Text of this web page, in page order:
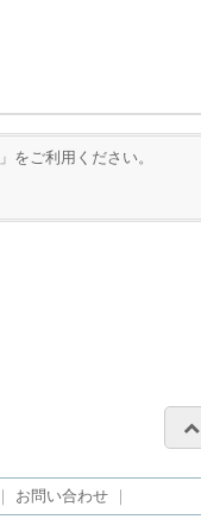
」をご利用ください。
お問い合わせ